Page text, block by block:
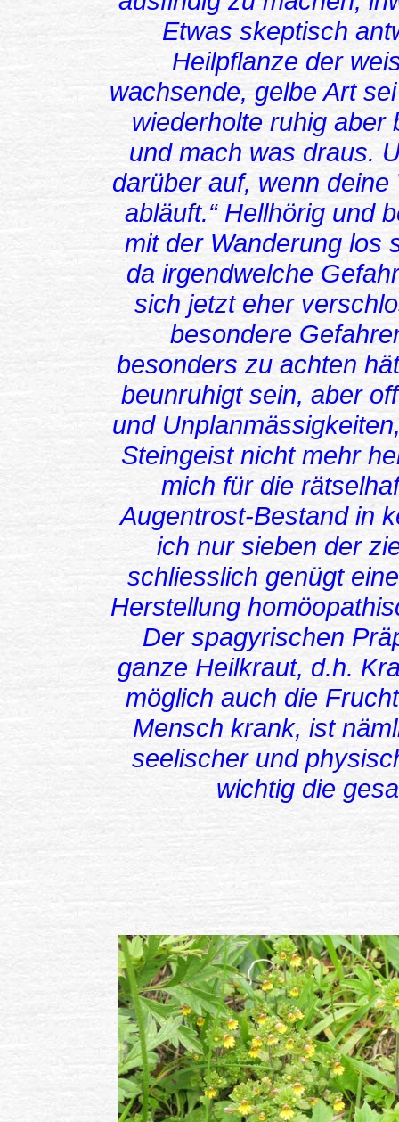
Etwas skeptisch
Heilpflanze der
wachsende, gelbe Art
wiederholte ruhig aber
und mach was draus.
darüber auf, wenn
abläuft.“ Hellhörig und
mit der Wanderung los
da irgendwelche
sich jetzt eher
besondere
besonders zu achten
beunruhigt sein, aber
und
Steingeist nicht mehr
mich für die
Augentrost-Bestand in
ich nur sieben der
schliesslich genügt
Herstellung
Der spagyrischen
ganze Heilkraut, d.h.
möglich auch die
Mensch krank, ist
seelischer und
wichtig die